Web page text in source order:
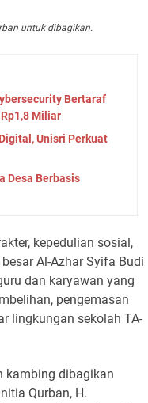
untuk dibagikan.
Bertaraf
Miliar
Unisri Perkuat
Desa Berbasis
kepedulian sosial,
Al-Azhar Syifa Budi
dan karyawan yang
pengemasan
lingkungan sekolah TA-
kambing dibagikan
Qurban, H.